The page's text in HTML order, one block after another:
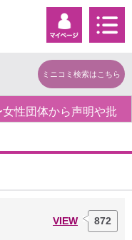
ミニコミ検索はこちら
性団体から声明や批
VIEW 872